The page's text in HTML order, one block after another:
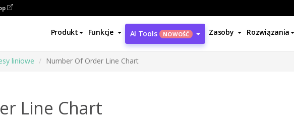
Produkt Funkcje AI Tools NOWOŚĆ Zasoby Rozwiązania
liniowe Number Of Order Line Chart
Line Chart